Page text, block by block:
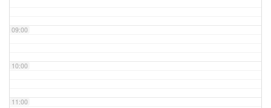
09:00
10:00
11:00